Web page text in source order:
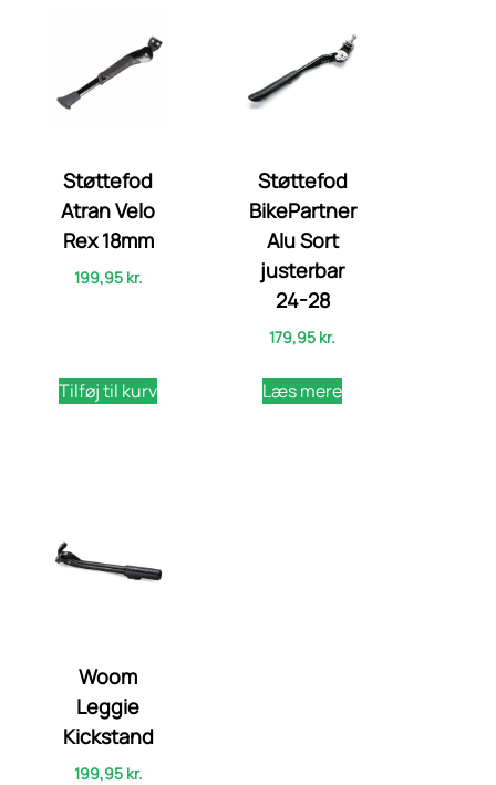
Støttefod
Atran Velo
Rex 18mm
199,95 kr.
Tilføj til kurv
Støttefod
BikePartner
Alu Sort
justerbar
24-28
179,95 kr.
Læs mere
Woom
Leggie
Kickstand
199,95 kr.